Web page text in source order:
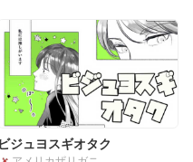
ビジュヨスギオタク